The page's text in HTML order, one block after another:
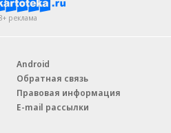
реклама
Android
Обратная связь
Правовая информация
E-mail рассылки